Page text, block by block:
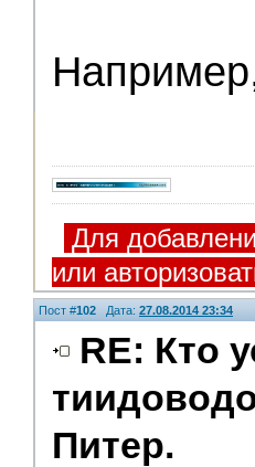
Для
или
Пост #102 Дата: 27.08.2014 23:34
RE: Кто
Питер.